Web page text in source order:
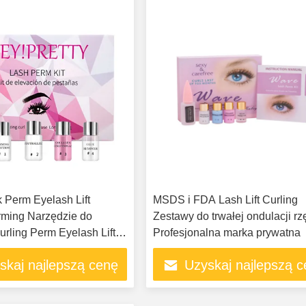
Perm Eyelash Lift
Narzędzie do
Perm Eyelash Lift
najlepszą cenę
MSDS i FDA Lash Lift Curling
Zestawy do trwałej ondulacji
Profesjonalna marka prywatna
Uzyskaj najlepszą